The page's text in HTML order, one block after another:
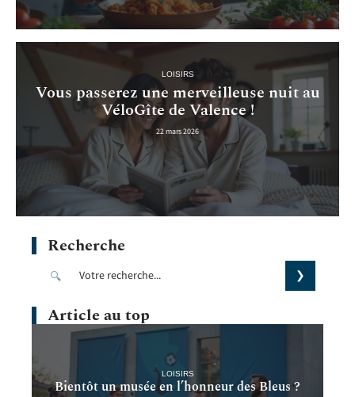
LOISIRS
Vous passerez une merveilleuse nuit au
VéloGîte de Valence !
22 mars 2026
Recherche
Article au top
LOISIRS
Bientôt un musée en l’honneur des Bleus ?